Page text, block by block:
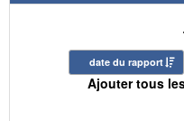
date du rapport
Ajouter tous